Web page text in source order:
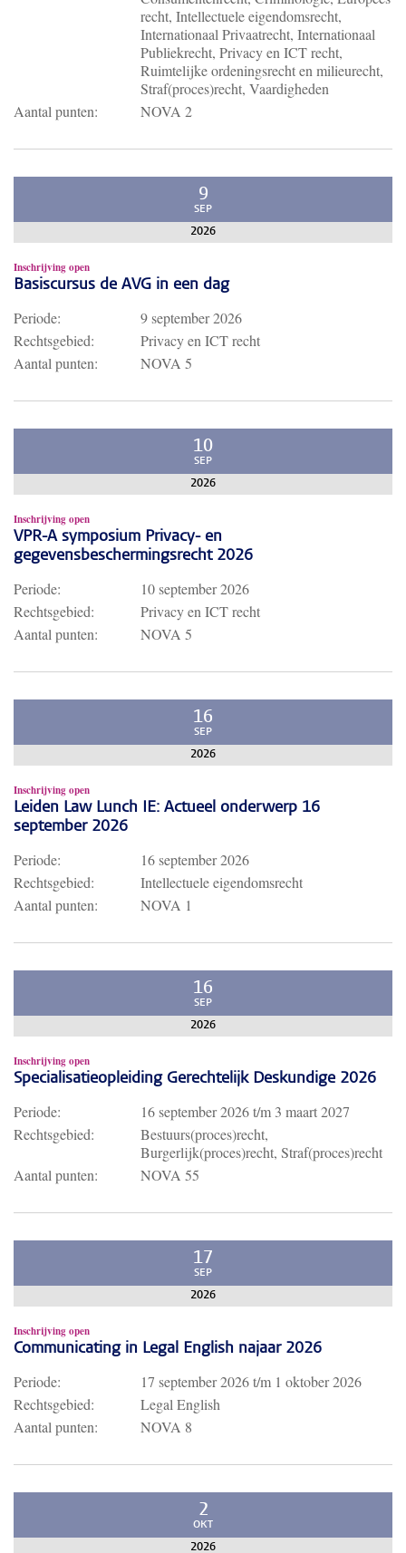
recht, Intellectuele eigendomsrecht,
Internationaal Privaatrecht, Internationaal
Publiekrecht, Privacy en ICT recht,
Ruimtelijke ordeningsrecht en milieurecht,
Straf(proces)recht, Vaardigheden
Aantal punten:
NOVA 2
9
SEP
2026
Inschrijving open
Basiscursus de AVG in een dag
Periode:
9 september 2026
Rechtsgebied:
Privacy en ICT recht
Aantal punten:
NOVA 5
10
SEP
2026
Inschrijving open
VPR-A symposium Privacy- en
gegevensbeschermingsrecht 2026
Periode:
10 september 2026
Rechtsgebied:
Privacy en ICT recht
Aantal punten:
NOVA 5
16
SEP
2026
Inschrijving open
Leiden Law Lunch IE: Actueel onderwerp 16
september 2026
Periode:
16 september 2026
Rechtsgebied:
Intellectuele eigendomsrecht
Aantal punten:
NOVA 1
16
SEP
2026
Inschrijving open
Specialisatieopleiding Gerechtelijk Deskundige 2026
Periode: 16 september 2026t/m 3 maart 2027
Rechtsgebied:
Bestuurs(proces)recht,
Burgerlijk(proces)recht, Straf(proces)recht
Aantal punten:
NOVA 55
17
SEP
2026
Inschrijving open
Communicating in Legal English najaar 2026
Periode: 17 september 2026t/m 1 oktober 2026
Rechtsgebied:
Legal English
Aantal punten:
NOVA 8
2
OKT
2026